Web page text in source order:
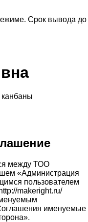
Срок вывода до
канбаны
между ТОО
«Администрация
пользователем
makeright.ru/
именуемые